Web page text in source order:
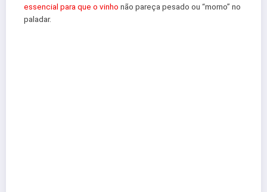
essencial para que o vinho não pareça pesado ou “morno” no
paladar.